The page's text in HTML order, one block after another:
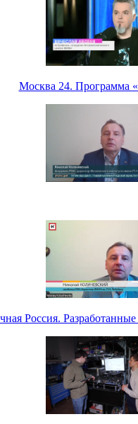
Москва 24. Программа
Россия.